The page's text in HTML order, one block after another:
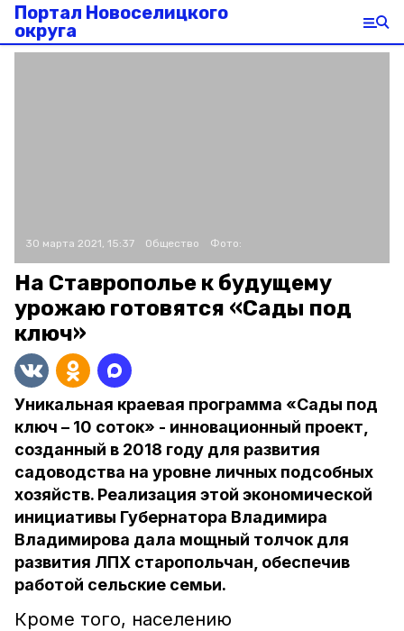
Портал Новоселицкого
округа
30 марта 2021, 15:37 Общество Фото:
На Ставрополье к будущему
урожаю готовятся «Сады под
ключ»
Уникальная краевая программа «Сады под
ключ – 10 соток» - инновационный проект,
созданный в 2018 году для развития
садоводства на уровне личных подсобных
хозяйств. Реализация этой экономической
инициативы Губернатора Владимира
Владимирова дала мощный толчок для
развития ЛПХ старопольчан, обеспечив
работой сельские семьи.
Кроме того, населению